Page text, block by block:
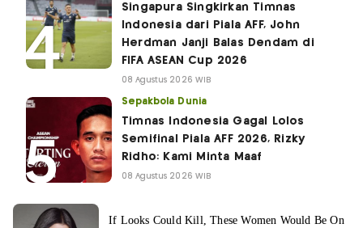
Singapura Singkirkan Timnas
Indonesia dari Piala AFF, John
Herdman Janji Balas Dendam di
FIFA ASEAN Cup 2026
08 Agustus 2026 WIB
Sepakbola Dunia
Timnas Indonesia Gagal Lolos
Semifinal Piala AFF 2026, Rizky
Ridho: Kami Minta Maaf
08 Agustus 2026 WIB